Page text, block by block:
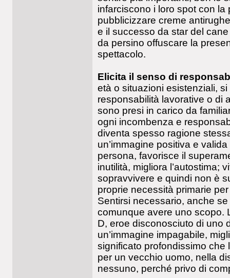
infarciscono i loro spot con
pubblicizzare creme
e il successo da star del
da persino offuscare la
spettacolo.
Elicita il senso di
età o situazioni esistenziali,
responsabilità lavorative o di
sono presi in carico da
ogni incombenza e
diventa spesso ragione
un’immagine positiva e
persona, favorisce il
inutilità, migliora l’autostima;
sopravvivere e quindi non è
proprie necessità primarie
Sentirsi necessario, anche
comunque avere uno scopo.
D, eroe disconosciuto di uno
un’immagine impagabile,
significato profondissimo
per un vecchio uomo, nella
nessuno, perché privo di